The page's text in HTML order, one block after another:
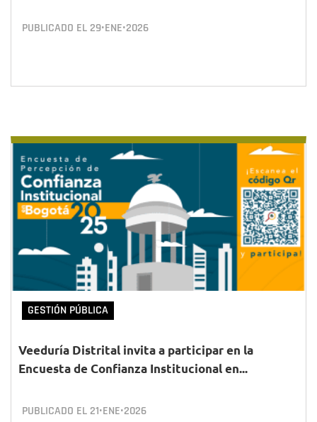
PUBLICADO EL 29•ENE•2026
GESTIÓN PÚBLICA
Veeduría Distrital invita a participar en la
Encuesta de Confianza Institucional en...
PUBLICADO EL 21•ENE•2026